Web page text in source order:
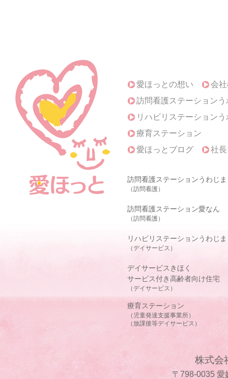
愛ほっとの想い
会
訪問看護ステーションう
リハビリステーション
療育ステーション
愛ほっとブログ
社
訪問看護ステーションうわじま
（訪問看護）
訪問看護ステーション愛なん
（訪問看護）
リハビリステーションうわじま
（デイサービス）
デイサービスきほく
サービス付き高齢者向け住宅
（デイサービス）
療育ステーション
（児童発達支援事業所）
（放課後等デイサービス）
株式会
〒798-0035 愛